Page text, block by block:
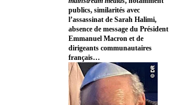
publics, similarités avec
l’assassinat de Sarah Halimi,
absence de message du Président
Emmanuel Macron et de
dirigeants communautaires
français…